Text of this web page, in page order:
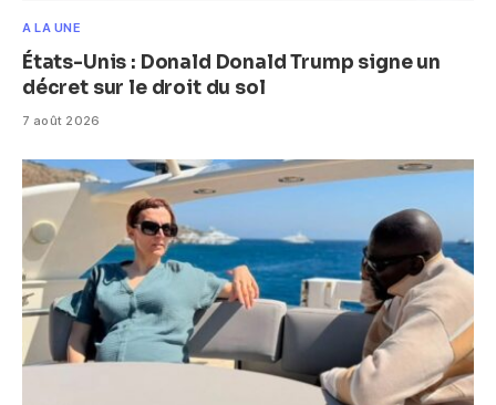
A LA UNE
États-Unis : Donald Donald Trump signe un
décret sur le droit du sol
7 août 2026